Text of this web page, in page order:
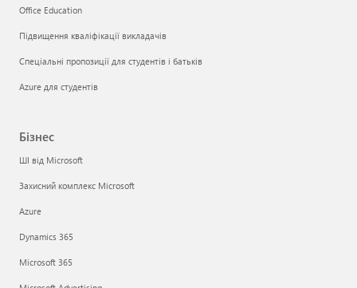
Office Education
Підвищення кваліфікації викладачів
Спеціальні пропозиції для студентів і батьків
Azure для студентів
Бізнес
ШІ від Microsoft
Захисний комплекс Microsoft
Azure
Dynamics 365
Microsoft 365